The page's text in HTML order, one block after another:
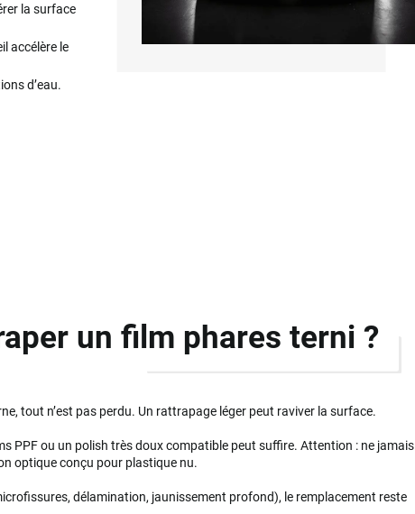
la surface
accélère le
d’eau.
un film phares terni ?
tout n’est pas perdu. Un rattrapage léger peut raviver la surface.
PPF ou un polish très doux compatible peut suffire. Attention : ne jamais
optique conçu pour plastique nu.
délamination, jaunissement profond), le remplacement reste